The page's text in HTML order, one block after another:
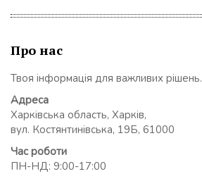
Про нас
Твоя інформація для важливих рішень.
Адреса
Харківська область, Харків,
вул. Костянтинівська, 19Б, 61000
Час роботи
ПН-НД: 9:00-17:00